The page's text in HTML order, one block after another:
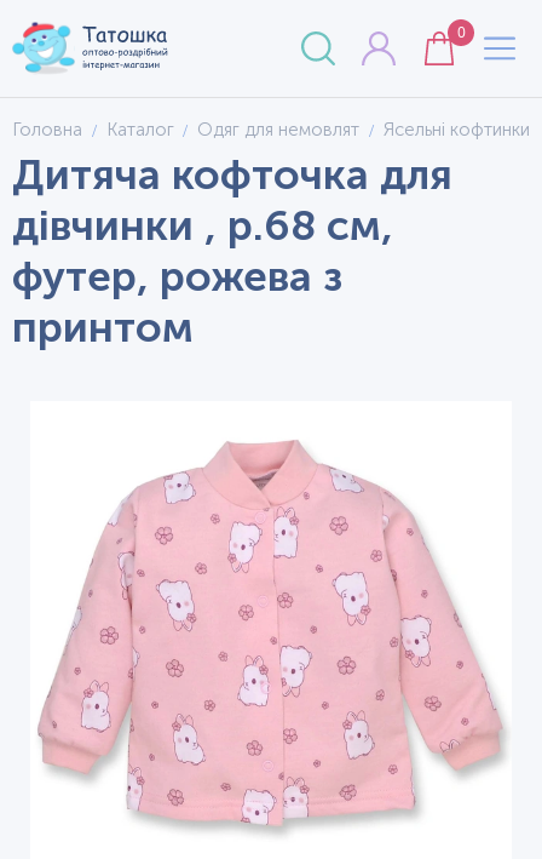
0
Головна Каталог Одяг для немовлят Ясельні кофтинки
Дитяча кофточка для
дівчинки , р.68 см,
футер, рожева з
принтом